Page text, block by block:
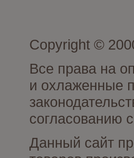
Copyright ©
Все права на
и охлаженные
согласованию
Данный сайт